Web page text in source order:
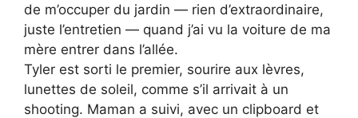
de m’occuper du jardin — rien d’extraordinaire,
juste l’entretien — quand j’ai vu la voiture de ma
mère entrer dans l’allée.
Tyler est sorti le premier, sourire aux lèvres,
lunettes de soleil, comme s’il arrivait à un
shooting. Maman a suivi, avec un clipboard et